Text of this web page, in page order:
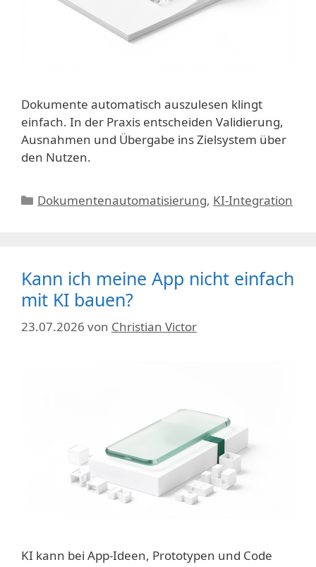
Dokumente automatisch auszulesen klingt
einfach. In der Praxis entscheiden Validierung,
Ausnahmen und Übergabe ins Zielsystem über
den Nutzen.
Kategorien
Dokumentenautomatisierung, KI-Integration
Kann ich meine App nicht einfach
mit KI bauen?
23.07.2026 von Christian Victor
KI kann bei App-Ideen, Prototypen und Code